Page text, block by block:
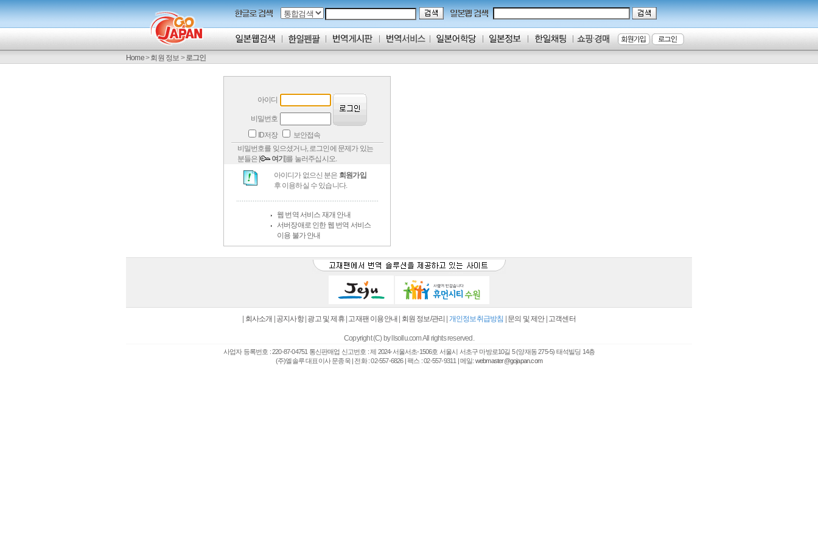
Home>회원 정보 >로그인
아이디
비밀번호
ID저장
보안접속
비밀번호를 잊으셨거나, 로그인에 문제가 있는
분들은 [
여기]를 눌러주십시오.
아이디가 없으신 분은 회원가입
후 이용하실 수 있습니다.
웹 번역 서비스 재개 안내
서버장애로 인한 웹 번역 서비스
이용 불가 안내
회사소개 공지사항| 광고 및 제휴| 고재팬 이용안내 회원 정보/관리 개인정보취급방침 문의 및 제안| 고객센터
Copyright (C) by llsollu.com All rights reserved.
사업자 등록번호 : 220-87-04751 통신판매업 신고번호 : 제 2024-서울서초-1506호 서울시 서초구 마방로10길 5 (양재동 275-5) 태석빌딩 14층
(주)엘솔루 대표이사 문종욱 | 전화 : 02-557-6826 | 팩스 : 02-557-9311 | 메일: webmaster@gojapan.com